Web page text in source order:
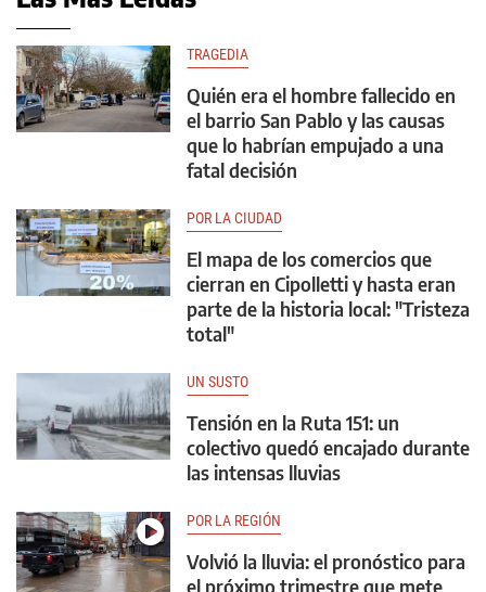
TRAGEDIA
Quién era el hombre fallecido en
el barrio San Pablo y las causas
que lo habrían empujado a una
fatal decisión
POR LA CIUDAD
El mapa de los comercios que
cierran en Cipolletti y hasta eran
parte de la historia local: "Tristeza
total"
UN SUSTO
Tensión en la Ruta 151: un
colectivo quedó encajado durante
las intensas lluvias
POR LA REGIÓN
Volvió la lluvia: el pronóstico para
el próximo trimestre que mete